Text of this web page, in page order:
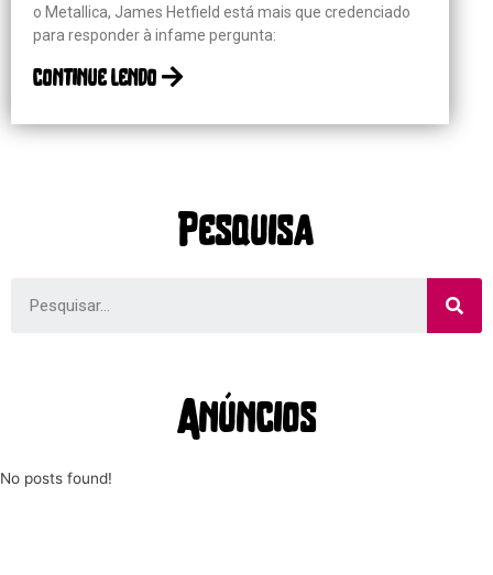
o Metallica, James Hetfield está mais que credenciado
para responder à infame pergunta:
continue lendo
Pesquisa
Anúncios
No posts found!